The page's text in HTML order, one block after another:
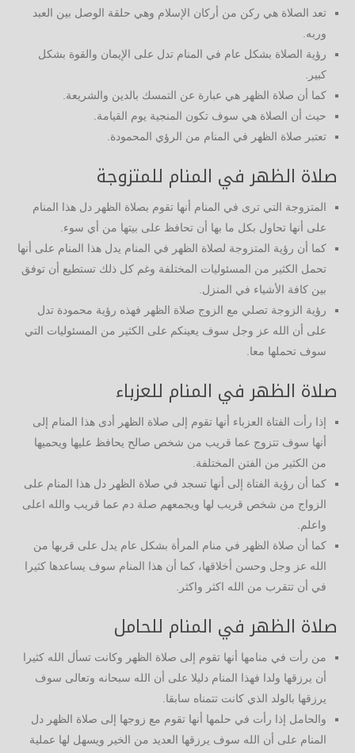
تعد الصلاة هي ركن من أركان الإسلام وهي حلقة الوصل بين العبد
وربه.
رؤية الصلاة بشكل عام في المنام تدل على الإيمان والقوة بشكل
كبير.
كما أن صلاة الظهر هي عبارة عن التمسك بالدين والشريعة.
حيث أن الصلاة هي سوف تكون المنجية يوم القيامة.
تعتبر صلاة الظهر في المنام من الرؤي المحمودة.
صلاة الظهر في المنام للمتزوجة
المتزوجة التي ترى في المنام أنها تقوم بصلاة الظهر دل هذا المنام
على أنها تحاول بكل ما بها أن تحافظ على بيتها من أي سوء.
كما أن رؤية المتزوجة لصلاة الظهر في المنام يدل هذا المنام على أنها
تحمل الكثير من المسئوليات المختلفة وغم كل ذلك تستطيع أن توفق
بين كافة الأشياء في المنزل.
رؤية الزوجة تصلي مع الزوج صلاة الظهر فهذه رؤية محمودة تدل
على أن الله عز وجل سوف يعينكم على الكثير من المسئوليات التي
سوف تحملها معا.
صلاة الظهر في المنام للعزباء
إذا رأت الفتاة العزباء أنها تقوم إلى صلاة الظهر أدى هذا المنام إلى
أنها سوف تتزوج عما قريب من شخص صالح يحافظ عليها ويحميها
من الكثير من الفتن المختلفة.
كما أن رؤية الفتاة إلى أنها تسجد في صلاة الظهر دل هذا المنام على
الزواج من شخص قريب لها ويجمعهم صلة دم عما قريب والله اعلى
واعلم.
كما أن صلاة الظهر في منام المرأة بشكل عام يدل على قربها من
الله عز وجل وحسن أخلاقها، كما أن هذا المنام سوف يساعدها كثيرا
في أن تتقرب من الله اكثر واكثر.
صلاة الظهر في المنام للحامل
من رأت في منامها أنها تقوم إلى صلاة الظهر وكانت تسأل الله كثيرا
أن يرزقها ولدا فهذا المنام دليلا على أن الله سبحانه وتعالى سوف
يرزقها بالولد الذي كانت تتمناه سابقا.
والحامل إذا رأت في حلمها أنها تقوم مع زوجها إلى صلاة الظهر دل
المنام على أن الله سوف يرزقها العديد من الخير ويسهل لها عملية